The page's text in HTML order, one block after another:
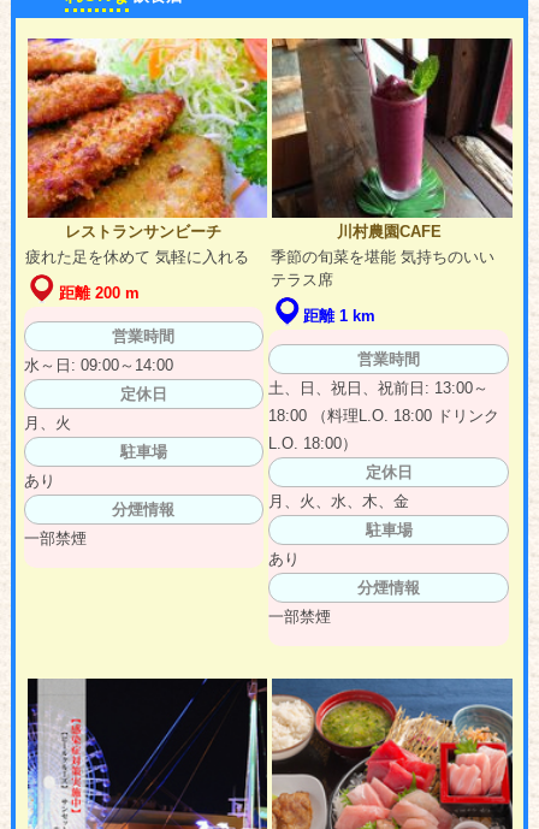
レストランサンビーチ
疲れた足を休めて 気軽に入れる
距離 200 m
営業時間
水～日: 09:00～14:00
定休日
月、火
駐車場
あり
分煙情報
一部禁煙
川村農園CAFE
季節の旬菜を堪能 気持ちのいい
テラス席
距離 1 km
営業時間
土、日、祝日、祝前日: 13:00～
18:00 （料理L.O. 18:00 ドリンク
L.O. 18:00）
定休日
月、火、水、木、金
駐車場
あり
分煙情報
一部禁煙